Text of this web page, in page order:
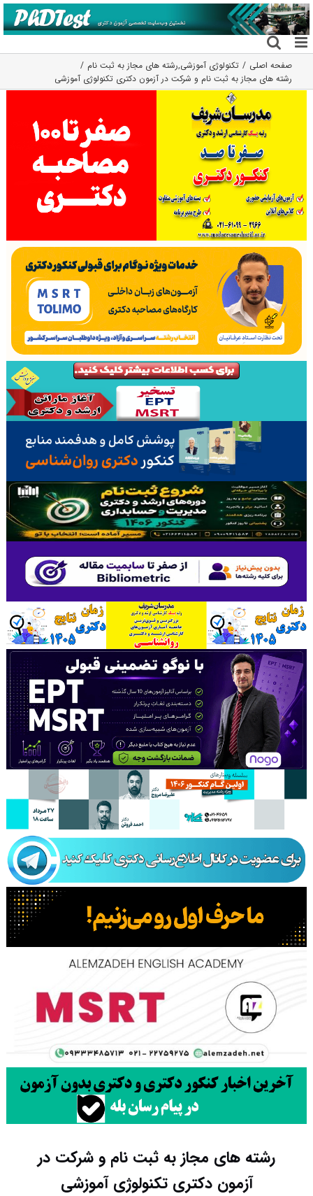
رفتن
به
محتوا
صفحه اصلی تکنولوژی آموزشی,رشته های مجاز به ثبت نام
رشته های مجاز به ثبت نام و شرکت در آزمون دکتری تکنولوژی آموزشی
رشته های مجاز به ثبت نام و شرکت در
آزمون دکتری تکنولوژی آموزشی